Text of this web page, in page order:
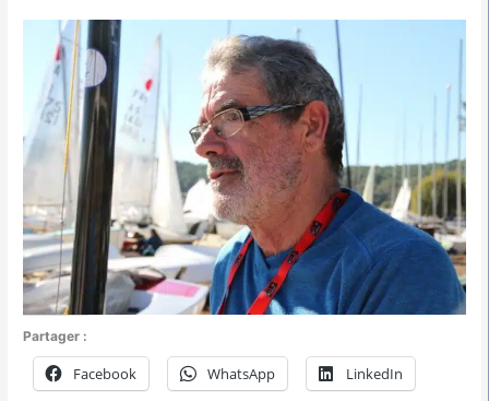
Partager :
Facebook WhatsApp LinkedIn